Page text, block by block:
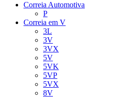
Correia Automotiva
P
Correia em V
3L
3V
3VX
5V
5VK
5VP
5VX
8V